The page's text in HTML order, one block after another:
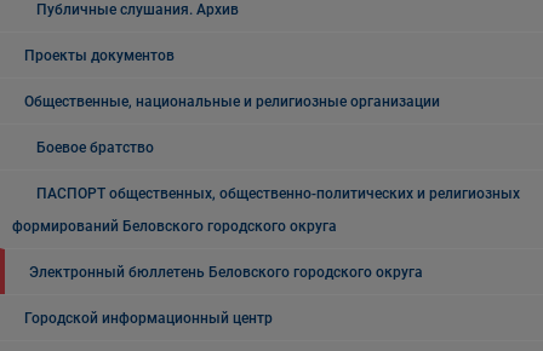
Публичные слушания. Архив
Проекты документов
Общественные, национальные и религиозные организации
Боевое братство
ПАСПОРТ общественных, общественно-политических и религиозных
формирований Беловского городского округа
Электронный бюллетень Беловского городского округа
Городской информационный центр